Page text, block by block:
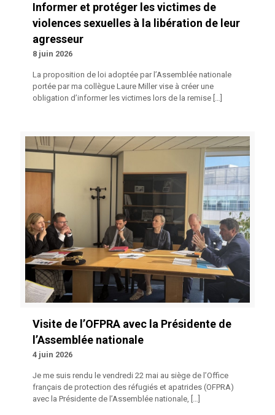
Informer et protéger les victimes de
violences sexuelles à la libération de leur
agresseur
8 juin 2026
La proposition de loi adoptée par l’Assemblée nationale
portée par ma collègue Laure Miller vise à créer une
obligation d’informer les victimes lors de la remise […]
Visite de l’OFPRA avec la Présidente de
l’Assemblée nationale
4 juin 2026
Je me suis rendu le vendredi 22 mai au siège de l’Office
français de protection des réfugiés et apatrides (OFPRA)
avec la Présidente de l’Assemblée nationale,